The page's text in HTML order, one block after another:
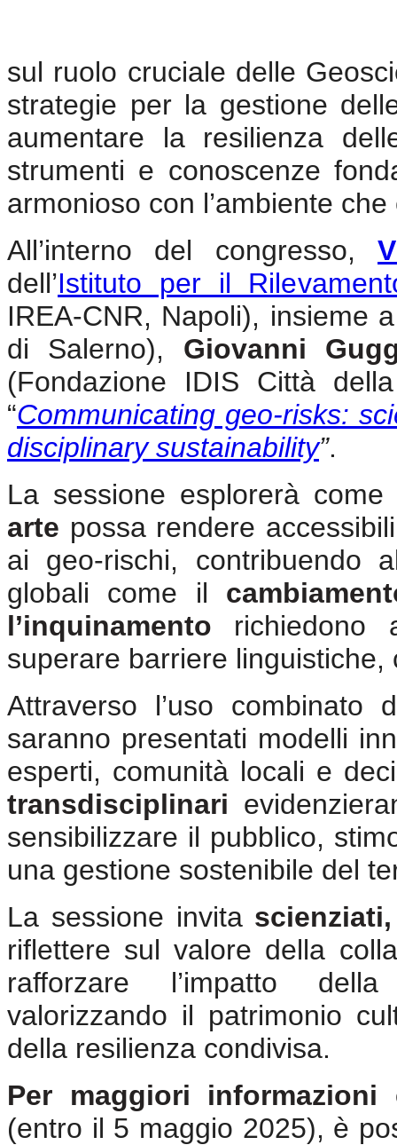
sul ruolo cruciale delle
strategie per la gestione
aumentare la resilienza
strumenti e conoscenze
armonioso con l’ambiente
All’interno del congresso,
dell’Istituto per il
IREA-CNR, Napoli), insieme
di Salerno), Giovanni
(Fondazione IDIS Città
“Communicating geo-risks:
disciplinary sustainability”.
La sessione esplorerà
arte possa rendere
ai geo-rischi, contribuendo
globali come il
l’inquinamento richiedono
superare barriere linguistiche,
Attraverso l’uso combinato
saranno presentati modelli
esperti, comunità locali e
transdisciplinari
sensibilizzare il pubblico,
una gestione sostenibile del
La sessione invita
riflettere sul valore della
rafforzare l’impatto
valorizzando il patrimonio
della resilienza condivisa.
Per maggiori
(entro il 5 maggio 2025), è